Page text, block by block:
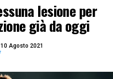
lesione per
già da oggi
10 Agosto 2021